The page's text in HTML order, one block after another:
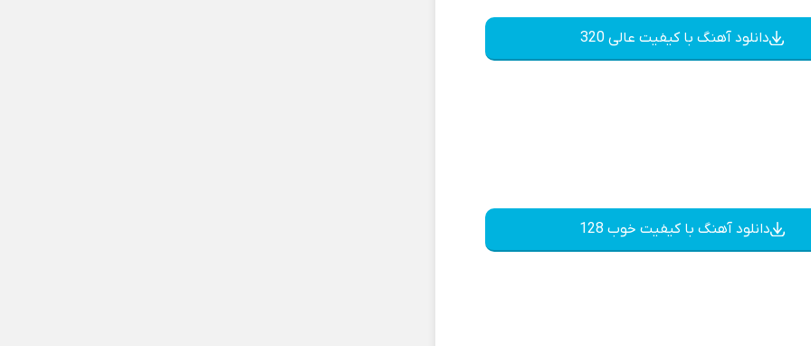
دانلود آهنگ با کیفیت عالی 320
دانلود آهنگ با کیفیت خوب 128